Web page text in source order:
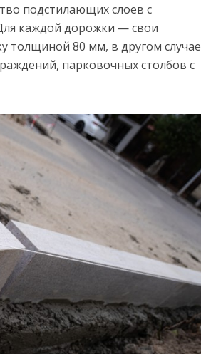
подстилающих слоев с
каждой дорожки — свои
толщиной 80 мм, в другом случае
парковочных столбов с